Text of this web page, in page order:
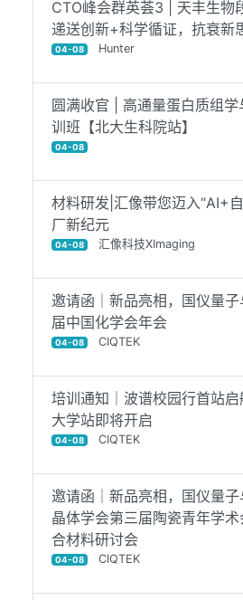
CTO峰会群英荟3 | 天丰生物
递送创新+科学循证，抗衰新
04-08 Hunter
圆满收官 | 高通量蛋白质组
训班【北大生科院站】
04-08
材料研发|汇像带您迈入“AI+
厂新纪元
04-08 汇像科技XImaging
邀请函｜新品亮相，国仪量
届中国化学会年会
04-08 CIQTEK
培训通知｜波谱校园行首站
大学站即将开启
04-08 CIQTEK
邀请函｜新品亮相，国仪量
晶体学会第三届陶瓷青年学
合材料研讨会
04-08 CIQTEK